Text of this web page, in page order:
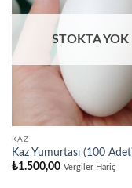
STOKTA YOK
KAZ
Kaz Yumurtası (100
₺1.500,00 Vergiler Hariç